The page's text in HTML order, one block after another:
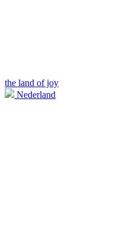
the land of joy
Nederland